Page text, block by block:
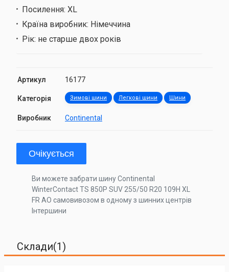
Посилення: XL
Країна виробник: Німеччина
Рік: не старше двох років
Артикул 16177
Категорія Зимові шини Легкові шини Шини
Виробник Continental
Очікується
Ви можете забрати шину Continental
WinterContact TS 850P SUV 255/50 R20 109H XL
FR AO самовивозом в одному з шинних центрів
Інтершини
Склади(1)